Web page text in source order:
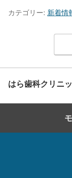
カテゴリー: 新着情
はら歯科クリニ